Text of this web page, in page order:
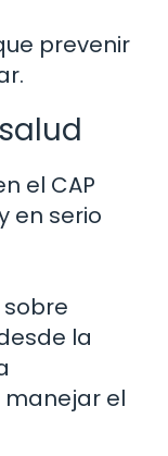
prevenir
el CAP
en serio
la
el